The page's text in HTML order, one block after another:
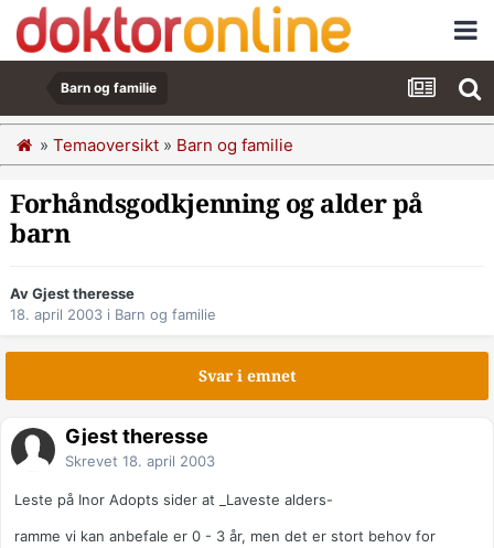
Barn og familie
» Temaoversikt » Barn og familie
Forhåndsgodkjenning og alder på
barn
Av Gjest theresse
18. april 2003 i Barn og familie
Svar i emnet
Gjest theresse
Skrevet 18. april 2003
Leste på Inor Adopts sider at _Laveste alders-
ramme vi kan anbefale er 0 - 3 år, men det er stort behov for